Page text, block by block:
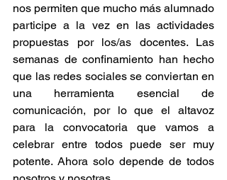
nos permiten que mucho más alumnado
participe a la vez en las actividades
propuestas por los/as docentes. Las
semanas de confinamiento han hecho
que las redes sociales se conviertan en
una herramienta esencial de
comunicación, por lo que el altavoz
para la convocatoria que vamos a
celebrar entre todos puede ser muy
potente. Ahora solo depende de todos